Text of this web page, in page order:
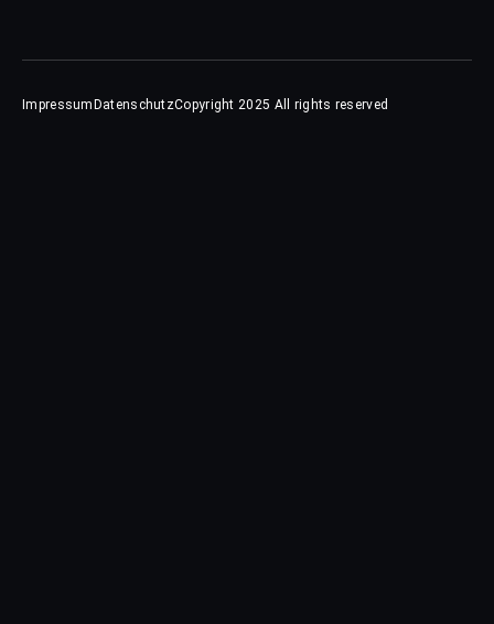
Impressum DatenschutzCopyright 2025 All rights reserved